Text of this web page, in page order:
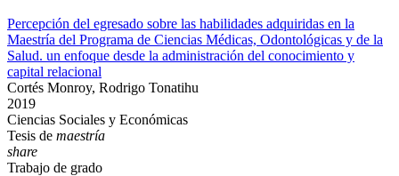
Percepción del egresado sobre las habilidades adquiridas en la
Maestría del Programa de Ciencias Médicas, Odontológicas y de la
Salud. un enfoque desde la administración del conocimiento y
capital relacional
Cortés Monroy, Rodrigo Tonatihu
2019
Ciencias Sociales y Económicas
Tesis de maestría
share
Trabajo de grado